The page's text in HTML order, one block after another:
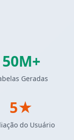
50M+
Geradas
5★
do Usuário